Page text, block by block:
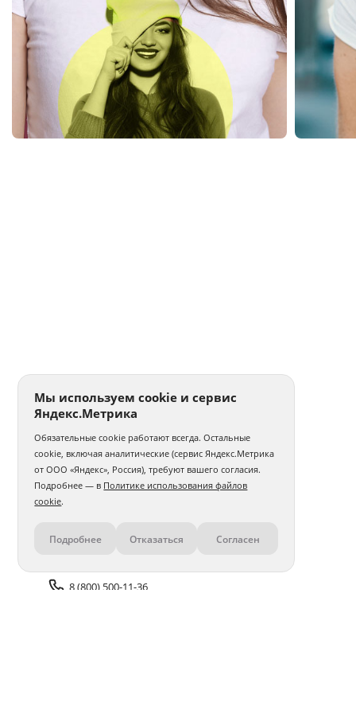
Контакты
8 (800) 500-11-36
Мы используем cookie и сервис
Яндекс.Метрика
Обязательные cookie работают всегда. Остальные
cookie, включая аналитические (сервис Яндекс.Метрика
от ООО «Яндекс», Россия), требуют вашего согласия.
Подробнее — в Политике использования файлов
cookie.
Подробнее Отказаться Согласен